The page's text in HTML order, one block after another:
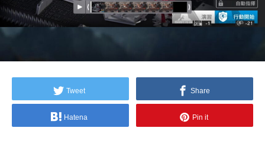
Tweet Share
Hatena Pin it